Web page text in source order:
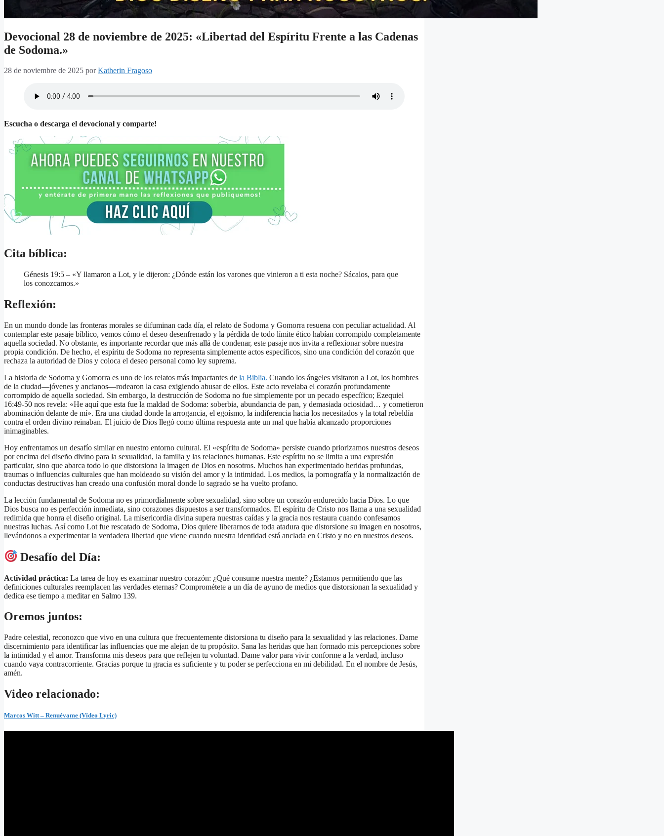
Devocional 28 de noviembre de 2025: «Libertad del Espíritu Frente a las Cadenas
de Sodoma.»
28 de noviembre de 2025 porKatherin Fragoso
Escucha o descarga el devocional y comparte!
Cita bíblica:
Génesis 19:5 – «Y llamaron a Lot, y le dijeron: ¿Dónde están los varones que vinieron a ti esta noche? Sácalos, para que
los conozcamos.»
Reflexión:
En un mundo donde las fronteras morales se difuminan cada día, el relato de Sodoma y Gomorra resuena con peculiar actualidad. Al
contemplar este pasaje bíblico, vemos cómo el deseo desenfrenado y la pérdida de todo límite ético habían corrompido completamente
aquella sociedad. No obstante, es importante recordar que más allá de condenar, este pasaje nos invita a reflexionar sobre nuestra
propia condición. De hecho, el espíritu de Sodoma no representa simplemente actos específicos, sino una condición del corazón que
rechaza la autoridad de Dios y coloca el deseo personal como ley suprema.
La historia de Sodoma y Gomorra es uno de los relatos más impactantes de la Biblia. Cuando los ángeles visitaron a Lot, los hombres
de la ciudad—jóvenes y ancianos—rodearon la casa exigiendo abusar de ellos. Este acto revelaba el corazón profundamente
corrompido de aquella sociedad. Sin embargo, la destrucción de Sodoma no fue simplemente por un pecado específico; Ezequiel
16:49-50 nos revela: «He aquí que esta fue la maldad de Sodoma: soberbia, abundancia de pan, y demasiada ociosidad… y cometieron
abominación delante de mí». Era una ciudad donde la arrogancia, el egoísmo, la indiferencia hacia los necesitados y la total rebeldía
contra el orden divino reinaban. El juicio de Dios llegó como última respuesta ante un mal que había alcanzado proporciones
inimaginables.
Hoy enfrentamos un desafío similar en nuestro entorno cultural. El «espíritu de Sodoma» persiste cuando priorizamos nuestros deseos
por encima del diseño divino para la sexualidad, la familia y las relaciones humanas. Este espíritu no se limita a una expresión
particular, sino que abarca todo lo que distorsiona la imagen de Dios en nosotros. Muchos han experimentado heridas profundas,
traumas o influencias culturales que han moldeado su visión del amor y la intimidad. Los medios, la pornografía y la normalización de
conductas destructivas han creado una confusión moral donde lo sagrado se ha vuelto profano.
La lección fundamental de Sodoma no es primordialmente sobre sexualidad, sino sobre un corazón endurecido hacia Dios. Lo que
Dios busca no es perfección inmediata, sino corazones dispuestos a ser transformados. El espíritu de Cristo nos llama a una sexualidad
redimida que honra el diseño original. La misericordia divina supera nuestras caídas y la gracia nos restaura cuando confesamos
nuestras luchas. Así como Lot fue rescatado de Sodoma, Dios quiere liberarnos de toda atadura que distorsione su imagen en nosotros,
llevándonos a experimentar la verdadera libertad que viene cuando nuestra identidad está anclada en Cristo y no en nuestros deseos.
Desafío del Día:
Actividad práctica: La tarea de hoy es examinar nuestro corazón: ¿Qué consume nuestra mente? ¿Estamos permitiendo que las
definiciones culturales reemplacen las verdades eternas? Comprométete a un día de ayuno de medios que distorsionan la sexualidad y
dedica ese tiempo a meditar en Salmo 139.
Oremos juntos:
Padre celestial, reconozco que vivo en una cultura que frecuentemente distorsiona tu diseño para la sexualidad y las relaciones. Dame
discernimiento para identificar las influencias que me alejan de tu propósito. Sana las heridas que han formado mis percepciones sobre
la intimidad y el amor. Transforma mis deseos para que reflejen tu voluntad. Dame valor para vivir conforme a la verdad, incluso
cuando vaya contracorriente. Gracias porque tu gracia es suficiente y tu poder se perfecciona en mi debilidad. En el nombre de Jesús,
amén.
Video relacionado:
Marcos Witt – Renuévame (Vídeo Lyric)